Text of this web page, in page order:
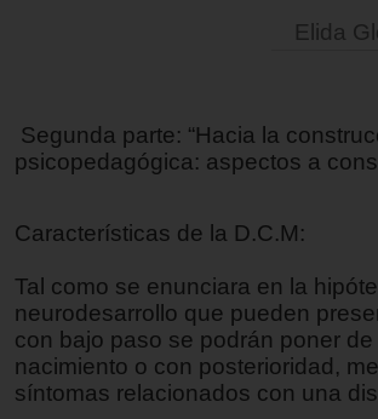
Elida
Segunda parte: “Hacia la
psicopedagógica: aspectos a
Características de la D.C.M:
Tal como se enunciara en la
neurodesarrollo que pueden
con bajo paso se podrán poner
nacimiento o con posterioridad,
síntomas relacionados con una